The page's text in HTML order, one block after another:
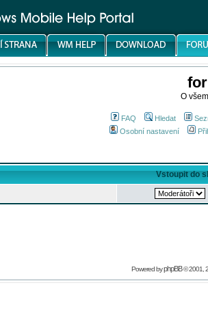
O
FAQ Hledat
Osobní nastavení
Vstoupit do
Powered byphpBB© 2001,